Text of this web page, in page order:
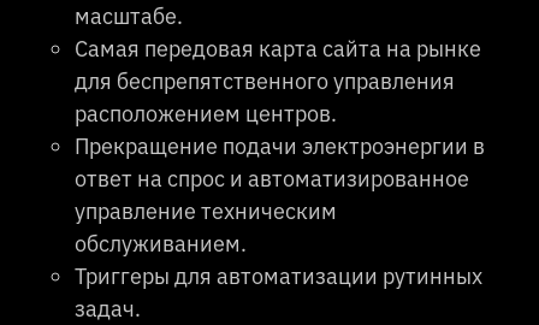
масштабе.
Самая передовая карта сайта на рынке
для беспрепятственного управления
расположением центров.
Прекращение подачи электроэнергии в
ответ на спрос и автоматизированное
управление техническим
обслуживанием.
Триггеры для автоматизации рутинных
задач.